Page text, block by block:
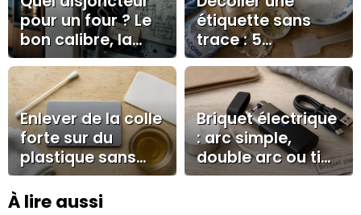
pour un four ? Le
bon calibre, la
bonne section et
le cas du 32A
étiquette sans
trace : 5
méthodes
naturelles et
erreurs à éviter
Enlever de la colle
forte sur du
plastique sans
voile blanc ni
rayures
Briquet électrique
: arc simple,
double arc ou tige
longue, lequel
À lire aussi